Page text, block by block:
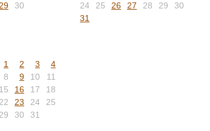
29 30
24
25 26 27 28 29
30
31
1 2 3
4
8 9 10
11
15 16 17
18
22 23 24
25
29 30 31